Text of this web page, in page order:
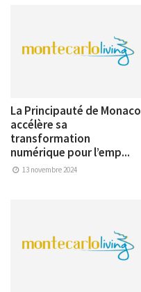
La Principauté de Monaco
accélère sa
transformation
numérique pour l’emp...
13 novembre 2024